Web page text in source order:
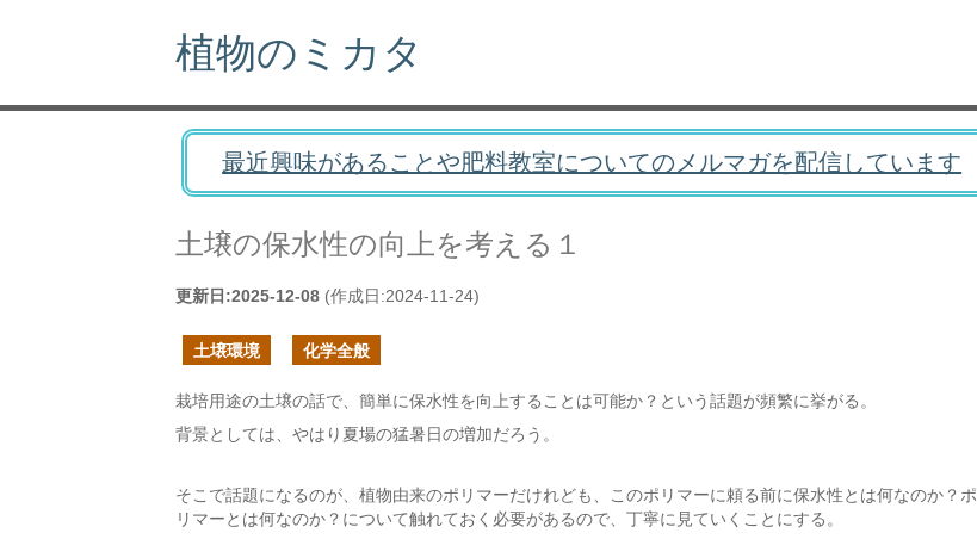
植物のミカタ
最近興味があることや肥料教室についてのメルマガを配信しています
土壌の保水性の向上を考える１
更新日:2025-12-08 (作成日:2024-11-24)
土壌環境 化学全般
栽培用途の土壌の話で、簡単に保水性を向上することは可能か？という話題が頻繁に挙がる。
背景としては、やはり夏場の猛暑日の増加だろう。
そこで話題になるのが、植物由来のポリマーだけれども、このポリマーに頼る前に保水性とは何なのか？ポ
リマーとは何なのか？について触れておく必要があるので、丁寧に見ていくことにする。